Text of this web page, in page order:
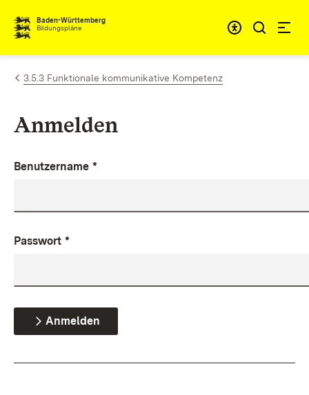
Zum Inhalt springen
Baden-Württemberg
Bildungspläne
3.5.3 Funktionale kommunikative Kompetenz
Anmelden
Benutzername *
Passwort *
Anmelden